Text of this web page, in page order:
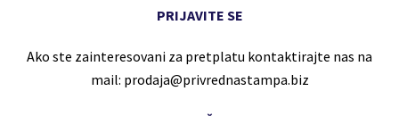
PRIJAVITE SE
Ako ste zainteresovani za pretplatu kontaktirajte nas na
mail: prodaja@privrednastampa.biz